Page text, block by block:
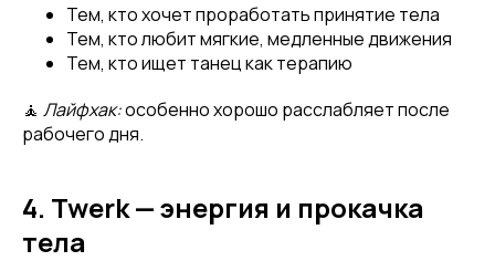
Тем, кто хочет проработать принятие тела
Тем, кто любит мягкие, медленные движения
Тем, кто ищет танец как терапию
🧘 Лайфхак:особенно хорошо расслабляет после
рабочего дня.
4. Twerk — энергия и прокачка
тела